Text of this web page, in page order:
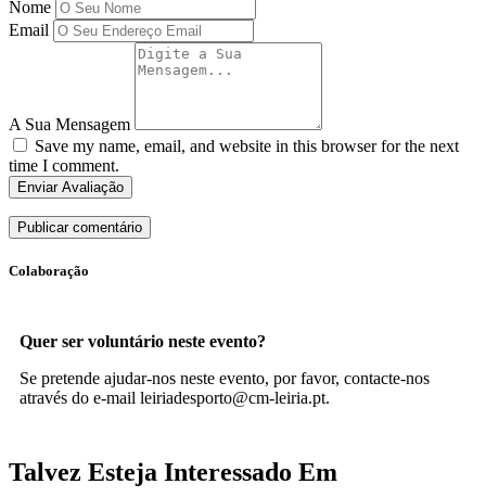
Nome
Email
A Sua Mensagem
Save my name, email, and website in this browser for the next
time I comment.
Enviar Avaliação
Colaboração
Quer ser voluntário neste evento?
Se pretende ajudar-nos neste evento, por favor, contacte-nos
através do e-mail leiriadesporto@cm-leiria.pt.
Talvez Esteja Interessado Em